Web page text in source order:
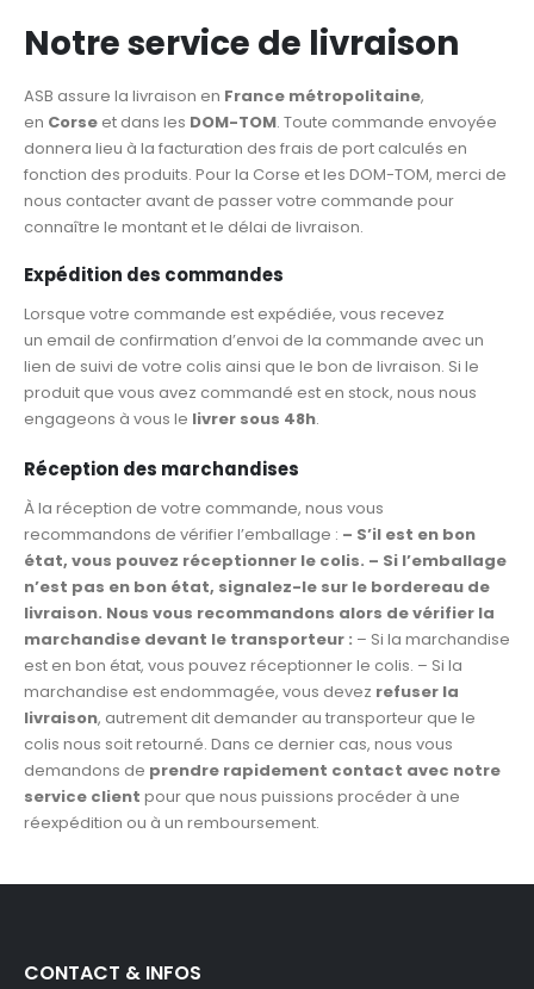
Notre service de livraison
ASB assure la livraison en France métropolitaine,
en Corse et dans les DOM-TOM. Toute commande envoyée
donnera lieu à la facturation des frais de port calculés en
fonction des produits. Pour la Corse et les DOM-TOM, merci de
nous contacter avant de passer votre commande pour
connaître le montant et le délai de livraison.
Expédition des commandes
Lorsque votre commande est expédiée, vous recevez
un email de confirmation d’envoi de la commande avec un
lien de suivi de votre colis ainsi que le bon de livraison. Si le
produit que vous avez commandé est en stock, nous nous
engageons à vous le livrer sous 48h.
Réception des marchandises
À la réception de votre commande, nous vous
recommandons de vérifier l’emballage : – S’il est en bon
état, vous pouvez réceptionner le colis. – Si l’emballage
n’est pas en bon état, signalez-le sur le bordereau de
livraison. Nous vous recommandons alors de vérifier la
marchandise devant le transporteur : – Si la marchandise
est en bon état, vous pouvez réceptionner le colis. – Si la
marchandise est endommagée, vous devez refuser la
livraison, autrement dit demander au transporteur que le
colis nous soit retourné. Dans ce dernier cas, nous vous
demandons de prendre rapidement contact avec notre
service client pour que nous puissions procéder à une
réexpédition ou à un remboursement.
CONTACT & INFOS